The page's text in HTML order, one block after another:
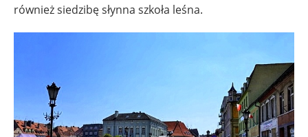
również siedzibę słynna szkoła leśna.